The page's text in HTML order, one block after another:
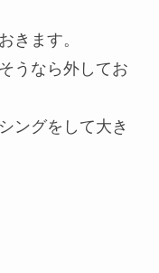
きます。
うなら外してお
ングをして大き